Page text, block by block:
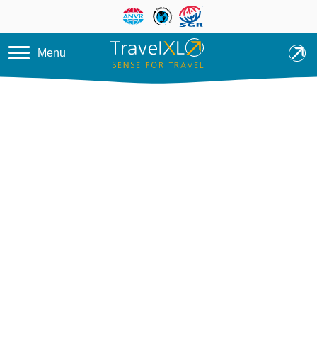
Overslaan en naar de inhoud
Menu